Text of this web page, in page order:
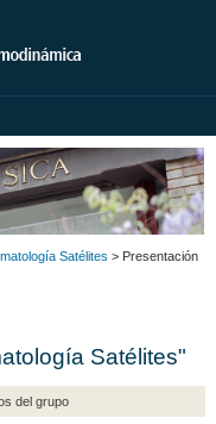
Satélites > Presentación
Satélites"
del grupo